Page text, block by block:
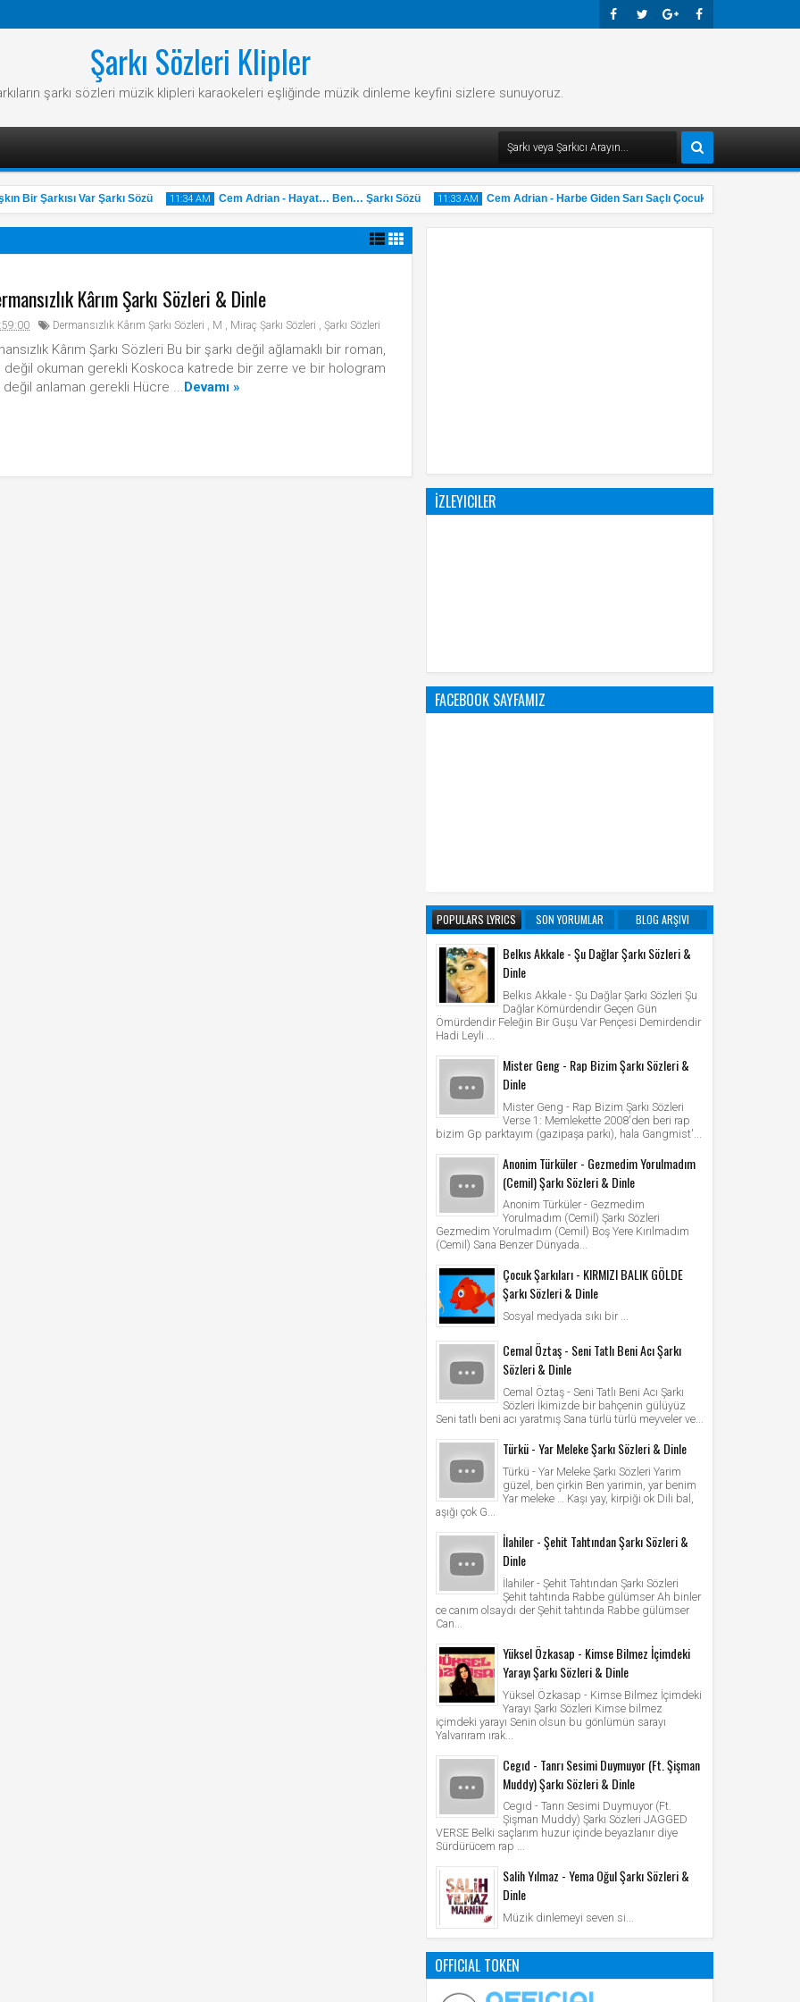
Şarkı Sözleri Klipler
şarkı sözleri müzik klipleri karaokeleri eşliğinde müzik dinleme keyfini sizlere sunuyoruz.
Bir Şarkısı Var Şarkı Sözü 11:34 AM
31 May
2025
Cem Adrian - Hayat… Ben… Şarkı Sözü 11:33 AM Cem Adrian - Harbe Giden Sarı Saçlı Çocuk Şarkı Sözü
Kârım Şarkı Sözleri & Dinle
Dermansızlık Kârım Şarkı Sözleri , M , Miraç Şarkı Sözleri , Şarkı Sözleri
Kârım Şarkı Sözleri Bu bir şarkı değil ağlamaklı bir roman,
değil okuman gerekli Koskoca katrede bir zerre ve bir hologram
anlaman gerekli Hücre ...Devamı »
İZLEYICILER
FACEBOOK SAYFAMIZ
POPULARS LYRICS SON YORUMLAR BLOG ARŞIVI
Belkıs Akkale - Şu Dağlar Şarkı Sözleri &
Dinle
Belkıs Akkale - Şu Dağlar Şarkı Sözleri Şu
Dağlar Kömürdendir Geçen Gün
Ömürdendir Feleğin Bir Guşu Var Pençesi Demirdendir
Hadi Leyli ...
Mister Geng - Rap Bizim Şarkı Sözleri &
Dinle
Mister Geng - Rap Bizim Şarkı Sözleri
Verse 1: Memlekette 2008'den beri rap
bizim Gp parktayım (gazipaşa parkı), hala Gangmist'...
Anonim Türküler - Gezmedim Yorulmadım
(Cemil) Şarkı Sözleri & Dinle
Anonim Türküler - Gezmedim
Yorulmadım (Cemil) Şarkı Sözleri
Gezmedim Yorulmadım (Cemil) Boş Yere Kırılmadım
(Cemil) Sana Benzer Dünyada...
Çocuk Şarkıları - KIRMIZI BALIK GÖLDE
Şarkı Sözleri & Dinle
Sosyal medyada sıkı bir ...
Cemal Öztaş - Seni Tatlı Beni Acı Şarkı
Sözleri & Dinle
Cemal Öztaş - Seni Tatlı Beni Acı Şarkı
Sözleri İkimizde bir bahçenin gülüyüz
Seni tatlı beni acı yaratmış Sana türlü türlü meyveler ve...
Türkü - Yar Meleke Şarkı Sözleri & Dinle
Türkü - Yar Meleke Şarkı Sözleri Yarim
güzel, ben çirkin Ben yarimin, yar benim
Yar meleke … Kaşı yay, kirpiği ok Dili bal,
aşığı çok G...
İlahiler - Şehit Tahtından Şarkı Sözleri &
Dinle
İlahiler - Şehit Tahtından Şarkı Sözleri
Şehit tahtında Rabbe gülümser Ah binler
ce canım olsaydı der Şehit tahtında Rabbe gülümser
Can...
Yüksel Özkasap - Kimse Bilmez İçimdeki
Yarayı Şarkı Sözleri & Dinle
Yüksel Özkasap - Kimse Bilmez İçimdeki
Yarayı Şarkı Sözleri Kimse bilmez
içimdeki yarayı Senin olsun bu gönlümün sarayı
Yalvarıram ırak...
Cegıd - Tanrı Sesimi Duymuyor (Ft. Şişman
Muddy) Şarkı Sözleri & Dinle
Cegıd - Tanrı Sesimi Duymuyor (Ft.
Şişman Muddy) Şarkı Sözleri JAGGED
VERSE Belki saçlarım huzur içinde beyazlanır diye
Sürdürücem rap ...
Salih Yılmaz - Yema Oğul Şarkı Sözleri &
Dinle
Müzik dinlemeyi seven si...
OFFICIAL TOKEN